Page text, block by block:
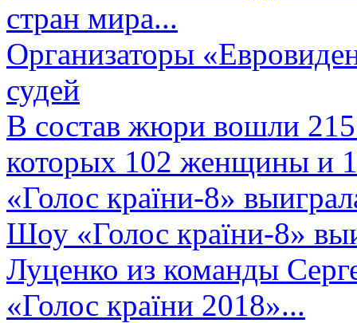
стран мира...
Организаторы
судей
В состав жюри вошли 215
которых 102 женщины и
«Голос країни-8»
Шоу «Голос країни-8»
Луценко из команды
«Голос країни 2018»...